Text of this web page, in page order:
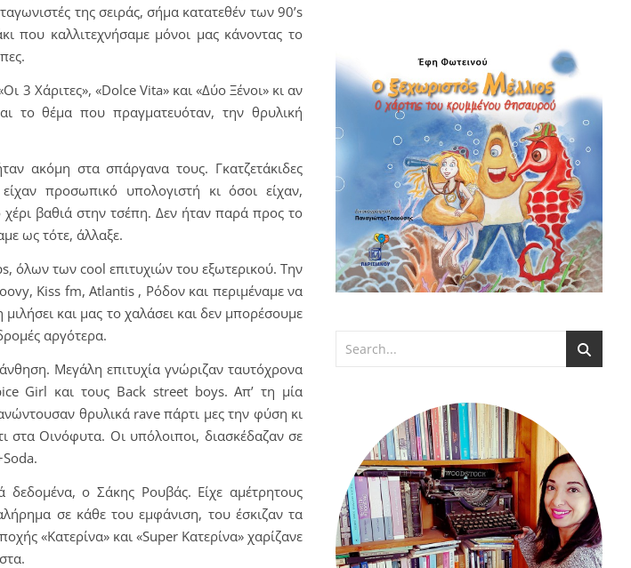
της σειράς, σήμα κατατεθέν των 90’s
καλλιτεχνήσαμε μόνοι μας κάνοντας το
3 Χάριτες», «Dolce Vita» και «Δύο Ξένοι» κι αν
το θέμα που πραγματευόταν, την θρυλική
ακόμη στα σπάργανα τους. Γκατζετάκιδες
προσωπικό υπολογιστή κι όσοι είχαν,
βαθιά στην τσέπη. Δεν ήταν παρά προς το
ως τότε, άλλαξε.
όλων των cool επιτυχιών του εξωτερικού. Την
Kiss fm, Atlantis , Ρόδον και περιμέναμε να
και μας το χαλάσει και δεν μπορέσουμε
αργότερα.
Μεγάλη επιτυχία γνώριζαν ταυτόχρονα
Girl και τους Back street boys. Απ’ τη μία
θρυλικά rave πάρτι μες την φύση κι
στα Οινόφυτα. Οι υπόλοιποι, διασκέδαζαν σε
δεδομένα, ο Σάκης Ρουβάς. Είχε αμέτρητους
σε κάθε του εμφάνιση, του έσκιζαν τα
«Κατερίνα» και «Super Κατερίνα» χαρίζανε